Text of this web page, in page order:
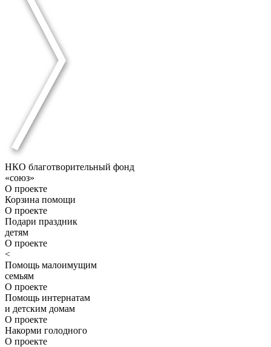
НКО благотворительный фонд
«союз»
О проекте
Корзина помощи
О проекте
Подари праздник
детям
О проекте
<
Помощь малоимущим
семьям
О проекте
Помощь интернатам
и детским домам
О проекте
Накорми голодного
О проекте